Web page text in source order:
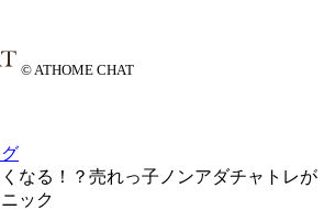
© ATHOME CHAT
なる！？売れっ子ノンアダチャトレが
ック